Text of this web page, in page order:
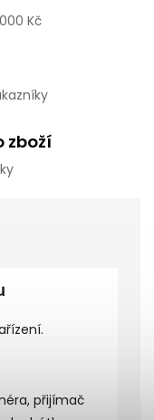
Kč
zboží
přijímač